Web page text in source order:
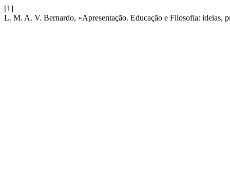
[1]
L. M. A. V. Bernardo, «Apresentação. Educação e Filosofia: ideias,